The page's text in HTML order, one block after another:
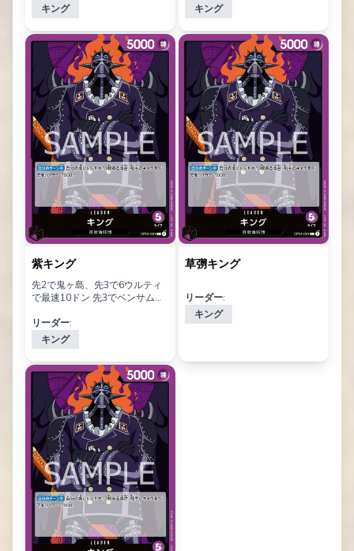
キング
キング
紫キング
先2で鬼ヶ島、先3で6ウルティ
で最速10ドン 先3でベンサムで
①鬼ヶ島②ウルティorベンサ
ム サーチがないのでマリガンは
慎重に 以降は大型を並べ、盤面
処理が追いつかなくなったら 10
カイドウでリセット、次ターン
にドン加速が使えれば最速10ド
ン回帰 10ドンのターンにルフィ
やサンジのマイナス効果を使う
ことで鬼ヶ島で消してリーダー
効果を持続 大型がなければ4ウ
ルティとページワンの展開 もし
くはクイーン、ナミで手札完了
リーダー:
キング
草彅キング
リーダー:
キング